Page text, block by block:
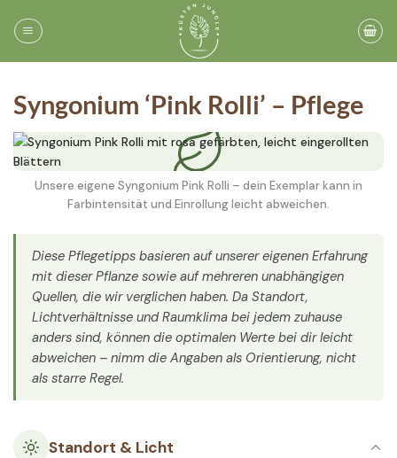
Inhalt
springen
Syngonium ‘Pink Rolli’ – Pflege
Unsere eigene Syngonium Pink Rolli – dein Exemplar kann in
Farbintensität und Einrollung leicht abweichen.
Diese Pflegetipps basieren auf unserer eigenen Erfahrung
mit dieser Pflanze sowie auf mehreren unabhängigen
Quellen, die wir verglichen haben. Da Standort,
Lichtverhältnisse und Raumklima bei jedem zuhause
anders sind, können die optimalen Werte bei dir leicht
abweichen – nimm die Angaben als Orientierung, nicht
als starre Regel.
Standort & Licht